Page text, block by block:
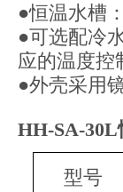
●恒温水槽
●可选配冷
应的温度控
●外壳采用
HH-SA-30L
型号